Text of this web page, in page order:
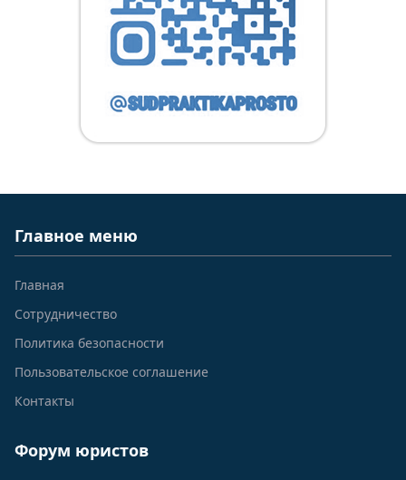
Главное меню
Главная
Сотрудничество
Политика безопасности
Пользовательское соглашение
Контакты
Форум юристов